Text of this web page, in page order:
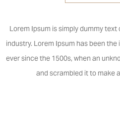
Lorem Ipsum is simply dummy
industry. Lorem Ipsum has been
ever since the 1500s, when an
and scrambled it to make